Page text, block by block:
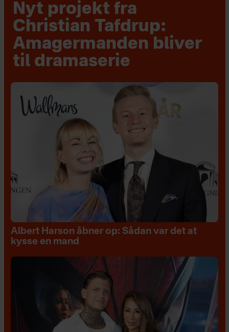
Nyt projekt fra
Christian Tafdrup:
Amagermanden bliver
til dramaserie
Albert Harson åbner op: Sådan var det at
kysse en mand